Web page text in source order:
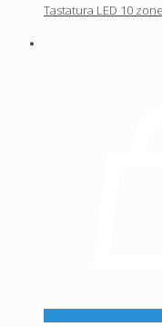
Tastatura LED 10